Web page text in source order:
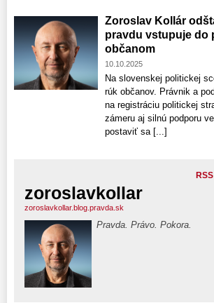
Zoroslav Kollár
pravdu vstupuje do
občanom
10.10.2025
Na slovenskej politickej
rúk občanov. Právnik a
na registráciu politickej
zámeru aj silnú podporu
postaviť sa [...]
RSS
zoroslavkollar
zoroslavkollar.blog.pravda.sk
Pravda. Právo. Pokora.